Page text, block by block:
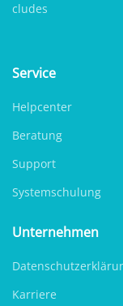
cludes
Service
Helpcenter
Beratung
Support
Systemschulung
Unternehmen
Karriere